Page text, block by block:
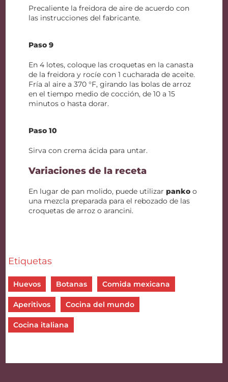
Precaliente la freidora de aire de acuerdo con
las instrucciones del fabricante.
Paso 9
En 4 lotes, coloque las croquetas en la canasta
de la freidora y rocíe con 1 cucharada de aceite.
Fría al aire a 370 °F, girando las bolas de arroz
en el tiempo medio de cocción, de 10 a 15
minutos o hasta dorar.
Paso 10
Sirva con crema ácida para untar.
Variaciones de la receta
En lugar de pan molido, puede utilizarpanko o
una mezcla preparada para el rebozado de las
croquetas de arroz o arancini.
Etiquetas
Huevos Botanas Comida mexicana
Aperitivos Cocina del mundo
Cocina italiana